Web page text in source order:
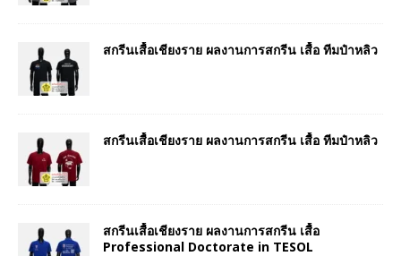
สกรีนเสื้อเชียงราย ผลงานการสกรีน เสื้อ ทีมป๋าหลิว
สกรีนเสื้อเชียงราย ผลงานการสกรีน เสื้อ ทีมป๋าหลิว
สกรีนเสื้อเชียงราย ผลงานการสกรีน เสื้อ
Professional Doctorate in TESOL